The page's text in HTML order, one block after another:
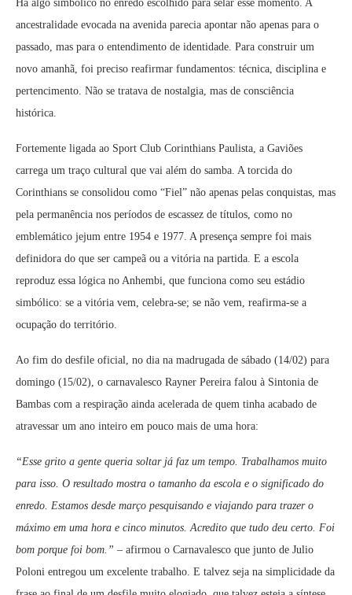
Há algo simbólico no enredo escolhido para selar esse momento. A
ancestralidade evocada na avenida parecia apontar não apenas para o
passado, mas para o entendimento de identidade. Para construir um
novo amanhã, foi preciso reafirmar fundamentos: técnica, disciplina e
pertencimento. Não se tratava de nostalgia, mas de consciência
histórica.
Fortemente ligada ao Sport Club Corinthians Paulista, a Gaviões
carrega um traço cultural que vai além do samba. A torcida do
Corinthians se consolidou como “Fiel” não apenas pelas conquistas, mas
pela permanência nos períodos de escassez de títulos, como no
emblemático jejum entre 1954 e 1977. A presença sempre foi mais
definidora do que ser campeã ou a vitória na partida. E a escola
reproduz essa lógica no Anhembi, que funciona como seu estádio
simbólico: se a vitória vem, celebra-se; se não vem, reafirma-se a
ocupação do território.
Ao fim do desfile oficial, no dia na madrugada de sábado (14/02) para
domingo (15/02), o carnavalesco Rayner Pereira falou à Sintonia de
Bambas com a respiração ainda acelerada de quem tinha acabado de
atravessar um ano inteiro em pouco mais de uma hora:
“Esse grito a gente queria soltar já faz um tempo. Trabalhamos muito
para isso. O resultado mostra o tamanho da escola e o significado do
enredo. Estamos desde março pesquisando e viajando para trazer o
máximo em uma hora e cinco minutos. Acredito que tudo deu certo. Foi
bom porque foi bom.” – afirmou o Carnavalesco que junto de Julio
Poloni entregou um excelente trabalho. E talvez seja na simplicidade da